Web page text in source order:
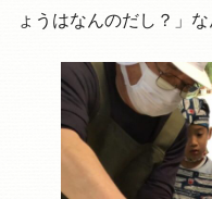
ょうはなんのだし？」